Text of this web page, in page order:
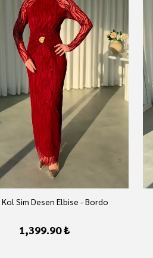
Sim Desen Elbise - Bordo
1,399.90 ₺